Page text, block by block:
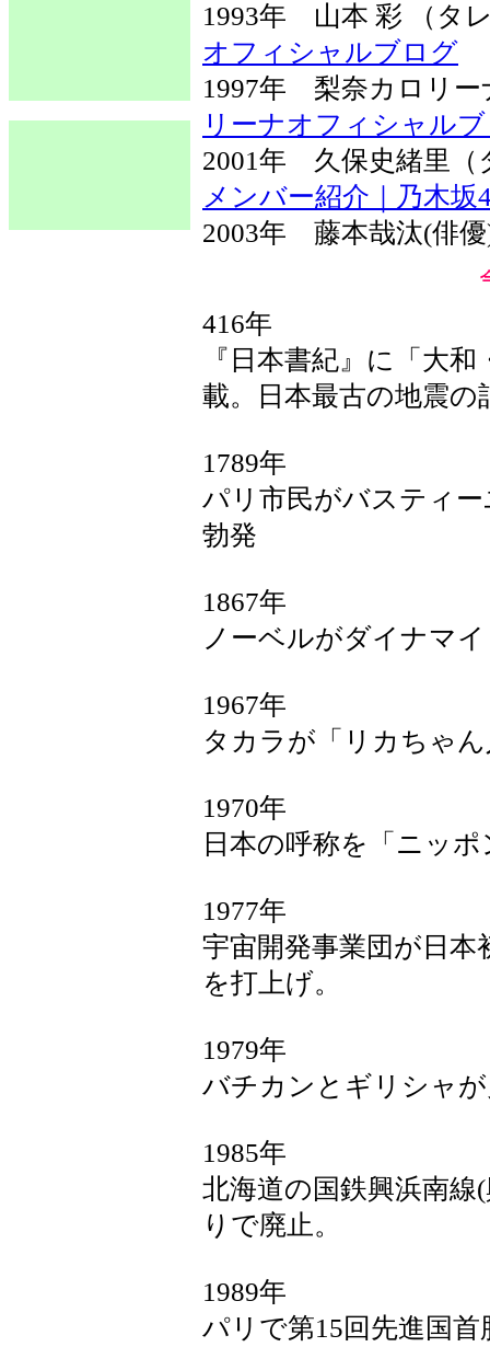
1993年 山本 彩 （
オフィシャルブログ
1997年 梨奈カロ
リーナオフィシャル
2001年 久保史緒里
メンバー紹介｜乃木坂
2003年 藤本哉汰(
416年
『日本書紀』に「大
載。日本最古の地震の
1789年
パリ市民がバスティ
勃発
1867年
ノーベルがダイナマ
1967年
タカラが「リカちゃ
1970年
日本の呼称を「ニッ
1977年
宇宙開発事業団が日
を打上げ。
1979年
バチカンとギリシャ
1985年
北海道の国鉄興浜南線
りで廃止。
1989年
パリで第15回先進国